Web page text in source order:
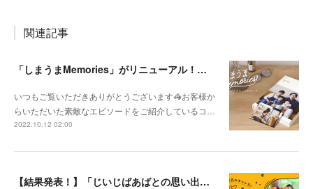
関連記事
「しまうまMemories」がリニューアル！よりパワーアップした内容をご紹介
いつもご覧いただきありがとうございます🦓お客様か
らいただいた素敵なエピソードをご紹介しているコ…
2022.10.12 02:00
【結果発表！】「じいじばあばとの思い出キャンペーン」